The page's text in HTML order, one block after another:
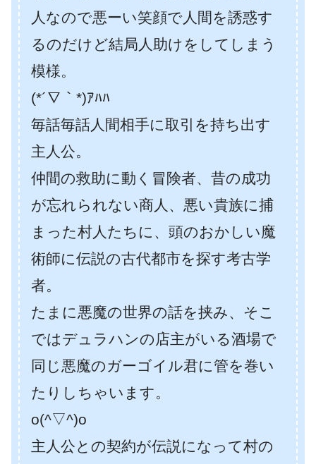
人なので悪ーい笑顔で人間を誘惑す
るのだけど結局人助けをしてしまう
模様。
(*´∇｀*)ｱﾊﾊ
毎話毎話人間相手に取引を持ち出す
主人公。
仲間の救助に動く冒険者、昔の成功
が忘れられない商人、悪い貴族に捕
まった村人たちに、頭のおかしい魔
術師に伝説の古代都市を探す考古学
者。
たまに悪魔の世界の話を挟み、そこ
ではデュラハンの店主がいる酒場で
同じ悪魔のガーゴイル君に管を巻い
たりしちゃいます。
o(^▽^)o
主人公との契約が伝説になって村の